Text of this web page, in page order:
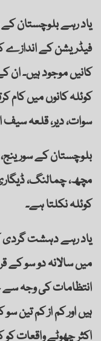
یاد رہے بلوچستان
فیڈریشن کے اندازے
کانیں موجود ہیں۔ ان
کوئلہ کانوں میں کام
سوات، دیر، قلعہ سیف
بلوچستان کے سورینج،
مچھ، چمالنگ،
کوئلہ نکلتا ہے۔
یاد رہے دہشت گردی
میں سالانہ دو سو کے
انتظامات کی وجہ
ہیں اور کم از کم تین
اکثر چھوٹے واقعات کو